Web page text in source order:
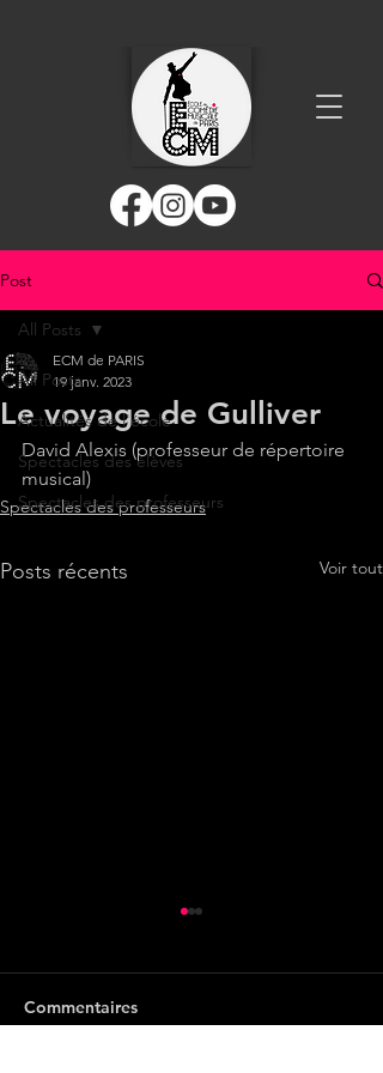
Post
All Posts
Actualités de l'école
Spectacles des élèves
Spectacles des professeurs
All Posts
Le voyage de Gulliver
ECM de PARIS
19 janv. 2023
David Alexis (professeur de répertoire
musical)
Spectacles des professeurs
Posts récents Voir tout
Commentaires